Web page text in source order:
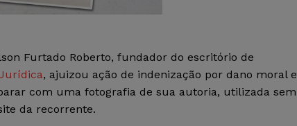
Furtado Roberto, fundador do escritório de
, ajuizou ação de indenização por dano moral e
com uma fotografia de sua autoria, utilizada sem
da recorrente.